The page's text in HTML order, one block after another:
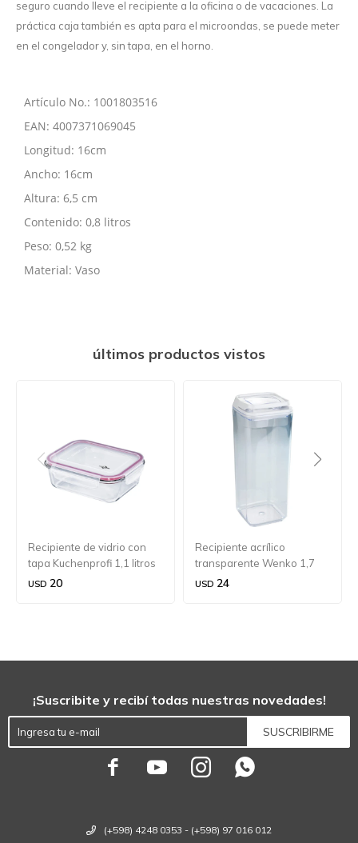
seguro cuando lleve el recipiente a la oficina o de vacaciones. La
práctica caja también es apta para el microondas, se puede meter
en el congelador y, sin tapa, en el horno.
Artículo No.: 1001803516
EAN: 4007371069045
Longitud: 16cm
Ancho: 16cm
Altura: 6,5 cm
Contenido: 0,8 litros
Peso: 0,52 kg
Material: Vaso
últimos productos vistos
Recipiente de vidrio con
tapa Kuchenprofi 1,1 litros
USD 20
Recipiente acrílico
transparente Wenko 1,7
litros
USD 24
(+598) 4248 0353 - (+598) 97 016 012
¡Suscribite y recibí todas nuestras novedades!
SUSCRIBIRME
   